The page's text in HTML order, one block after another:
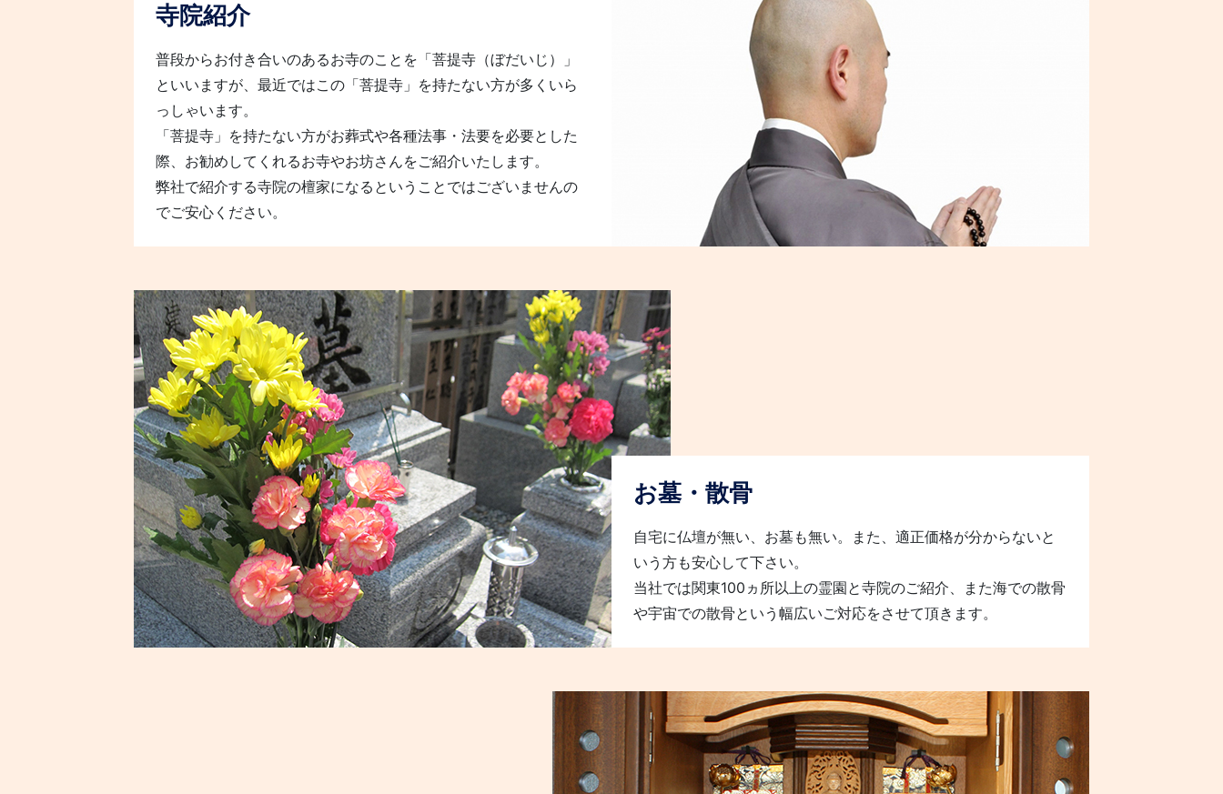
寺院紹介
普段からお付き合いのあるお寺のことを「菩提寺（ぼだいじ）」
といいますが、最近ではこの「菩提寺」を持たない方が多くいら
っしゃいます。
「菩提寺」を持たない方がお葬式や各種法事・法要を必要とした
際、お勧めしてくれるお寺やお坊さんをご紹介いたします。
弊社で紹介する寺院の檀家になるということではございませんの
でご安心ください。
お墓・散骨
自宅に仏壇が無い、お墓も無い。また、適正価格が分からないと
いう方も安心して下さい。
当社では関東100ヵ所以上の霊園と寺院のご紹介、また海での散骨
や宇宙での散骨という幅広いご対応をさせて頂きます。